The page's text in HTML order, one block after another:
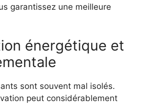
garantissez une meilleure
énergétique et
sont souvent mal isolés.
peut considérablement